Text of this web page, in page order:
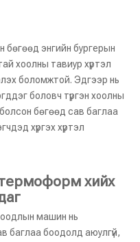
бөгөөд энгийн бургерын
хоолны тавиур хүртэл
боломжтой. Эдгээр нь
боловч түргэн хоолны
бөгөөд сав баглаа
хүргэх хүртэл
хийх
машин нь
баглаа боодолд аюулгүй,